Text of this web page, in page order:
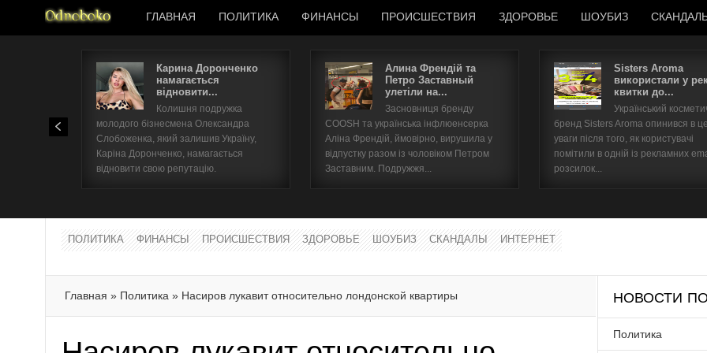
ГЛАВНАЯ ПОЛИТИКА ФИНАНСЫ ПРОИСШЕСТВИЯ ЗДОРОВЬЕ ШОУБИЗ
Карина Доронченко
намагається
відновити...
Колишня подружка
молодого бізнесмена Олександра
Слобоженка, який залишив Україну,
Каріна Доронченко, намагається
відновити свою репутацію.
Алина Френдій та
Петро Заставный
улетіли на...
Засновниця бренду
COOSH та українська інфлюенсерка
Аліна Френдій, ймовірно, вирушила у
відпустку разом із чоловіком Петром
Заставним. Подружжя...
Sisters Aroma
використали у
квитки до...
Український
бренд Sisters Aroma опинився в
уваги після того, як користувачі
помітили в одній із рекламних
розсилок...
ПОЛИТИКА ФИНАНСЫ ПРОИСШЕСТВИЯ ЗДОРОВЬЕ ШОУБИЗ СКАНДАЛЫ ИНТЕРНЕТ
Главная » Политика » Насиров лукавит относительно лондонской квартиры НОВОСТИ
Политика
Имя пользователя
Забыли имя пользователя?